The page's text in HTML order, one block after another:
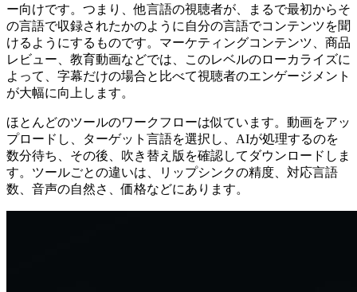
ー向けです。つまり、他言語の視聴者が、まるで最初からそ
の言語で収録されたかのように自分の言語でコンテンツを聞
けるようにするものです。マーケティングコンテンツ、商品
レビュー、教育動画などでは、このレベルのローカライズに
よって、字幕だけの場合と比べて視聴者のエンゲージメント
が大幅に向上します。
ほとんどのツールのワークフローは似ています。動画をアッ
プロードし、ターゲット言語を選択し、AIが処理するのを
数分待ち、その後、吹き替え版を確認してダウンロードしま
す。ツールごとの違いは、リップシンクの精度、対応言語
数、音声の自然さ、価格などにあります。